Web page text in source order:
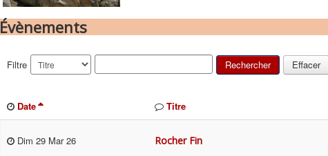
Évènements
Filtre Rechercher Effacer
Date Titre
Dim 29 Mar 26 Rocher Fin